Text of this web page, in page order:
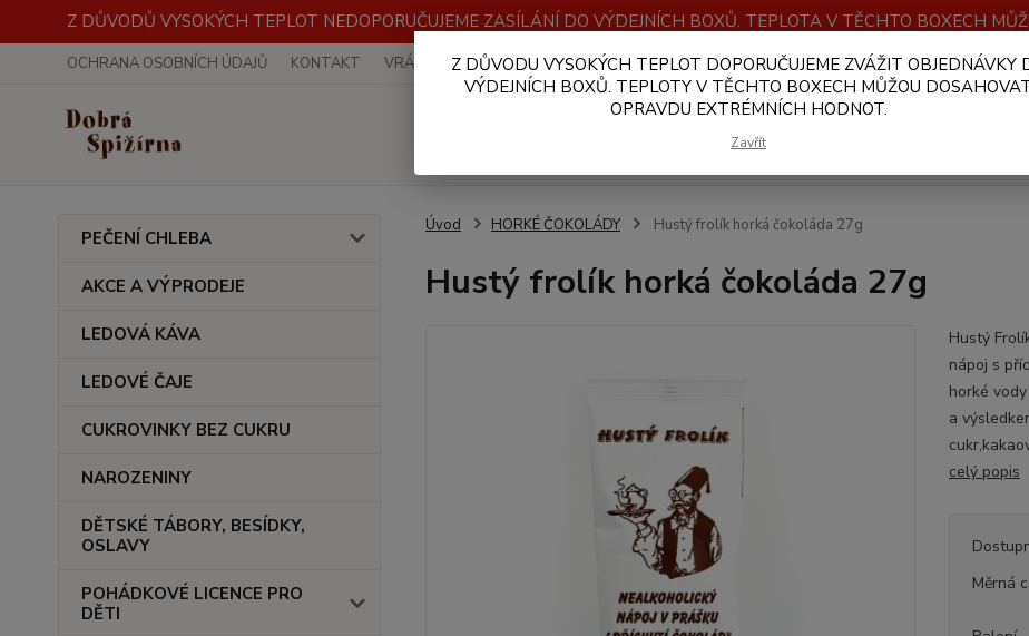
Z DŮVODŮ VYSOKÝCH TEPLOT NEDOPORUČUJEME ZASÍLÁNÍ DO VÝDEJNÍCH BOXŮ. TEPLOTA V TĚCHTO BOXECH
OCHRANA OSOBNÍCH ÚDAJŮ KONTAKT VRÁCENÍ ZBOŽÍ OBCHODNÍ PODMÍNKY PLATBA A DOPRAVA VELKOOBCHOD
Hledat
PEČENÍ CHLEBA
AKCE A VÝPRODEJE
LEDOVÁ KÁVA
LEDOVÉ ČAJE
CUKROVINKY BEZ CUKRU
NAROZENINY
DĚTSKÉ TÁBORY, BESÍDKY,
OSLAVY
POHÁDKOVÉ LICENCE PRO
DĚTI
Úvod HORKÉ ČOKOLÁDY Hustý frolík horká čokoláda 27g
Hustý frolík horká čokoláda 27g
Hustý
nápoj s
horké
a
celý popis
Měrná
Z DŮVODU VYSOKÝCH TEPLOT DOPORUČUJEME ZVÁŽIT OBJEDNÁVKY
VÝDEJNÍCH BOXŮ. TEPLOTY V TĚCHTO BOXECH MŮŽOU
OPRAVDU EXTRÉMNÍCH HODNOT.
Zavřít